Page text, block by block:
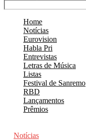
Home
Notícias
Eurovision
Habla Pri
Entrevistas
Letras de Música
Listas
Festival de Sanremo
RBD
Lançamentos
Prêmios
Notícias